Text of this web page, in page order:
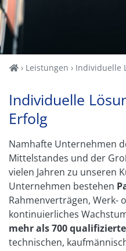
Home
Leistungen Individuelle
Individuelle
Erfolg
Namhafte Unternehmen
Mittelstandes und der
vielen Jahren zu unseren
Unternehmen bestehen
Rahmenverträgen, Werk-
kontinuierliches
mehr als 700
technischen,